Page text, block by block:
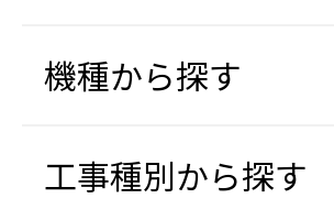
機種から探す
工事種別から探す